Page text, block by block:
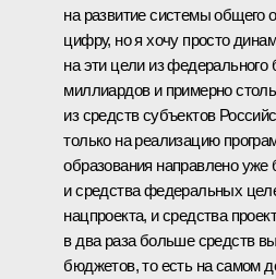
на развитие системы
цифру, но я хочу просто
на эти цели из
миллиардов и примерно
из средств субъектов
только на реализацию
образования направлено
и средства федеральных
нацпроекта, и средства
в два раза больше средств
бюджетов, то есть на самом